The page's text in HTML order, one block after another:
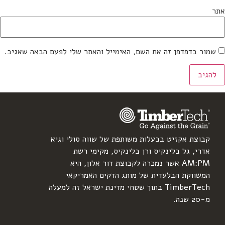
אתר
שמור בדפדפן זה את השם, האימייל והאתר שלי לפעם הבאה שאגיב.
קבוצת אקזיט בבעלות משותפת של שווה סולי וגיא
אדרי, גל בלינקיס ורן בלינקיס, מקימי רשת
AM:PM אשר נמכרה לקבוצת דור אלון, היא
המשווקת הבלעדית של מותג הדקים האמריקאי
TimberTech בתוך שטחי מדינת ישראל זה למעלה
מ-20 שנה.